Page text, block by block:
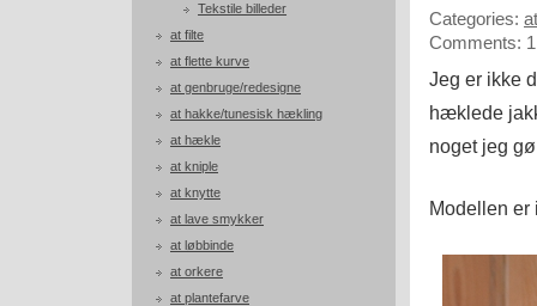
Tekstile billeder
at filte
at flette kurve
at genbruge/redesigne
at hakke/tunesisk hækling
at hækle
at kniple
at knytte
at lave smykker
at løbbinde
at orkere
at plantefarve
Categories:
Comments: 1
Jeg er ikke
hæklede
noget jeg
Modellen er